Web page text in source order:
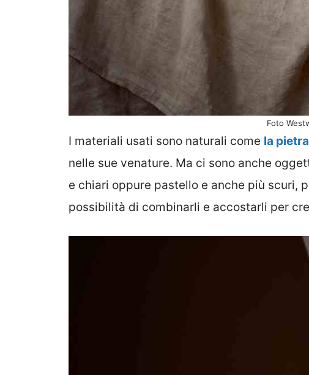
Foto
I materiali usati sono naturali come la
nelle sue venature. Ma ci sono anche
e chiari oppure pastello e anche più scuri,
possibilità di combinarli e accostarli per